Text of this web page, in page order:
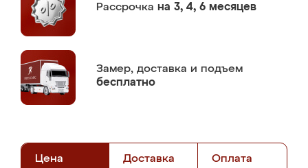
Рассрочка на 3, 4, 6 месяцев
Замер, доставка и подъем
бесплатно
Цена Доставка Оплата